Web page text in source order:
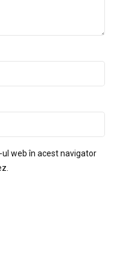
web în acest navigator